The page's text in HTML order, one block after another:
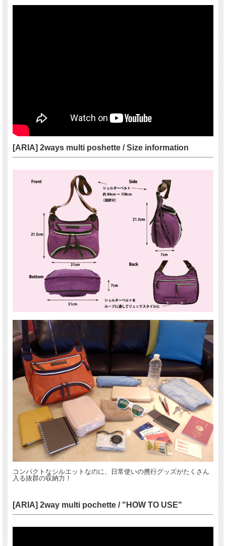
[ARIA] 2ways multi poshette / Size information
コンパクトなシルエットなのに、日常使いの携行グッズがたくさん
入る抜群の収納力！
[ARIA] 2way multi pochette / "HOW TO USE"